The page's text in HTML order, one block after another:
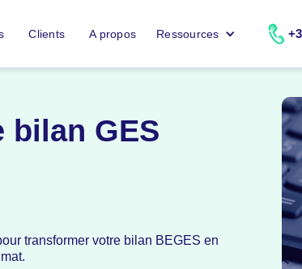
Clients A propos Ressources
bilan GES
transformer votre bilan BEGES en